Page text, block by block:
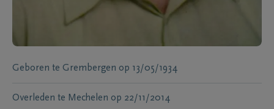
Geboren te Grembergen op 13/05/1934
Overleden te Mechelen op 22/11/2014